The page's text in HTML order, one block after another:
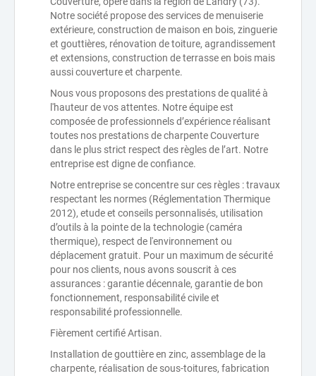
Notre société propose des services de menuiserie
extérieure, construction de maison en bois, zinguerie
et gouttières, rénovation de toiture, agrandissement
et extensions, construction de terrasse en bois mais
aussi couverture et charpente.
Nous vous proposons des prestations de qualité à
l'hauteur de vos attentes. Notre équipe est
composée de professionnels d’expérience réalisant
toutes nos prestations de charpente Couverture
dans le plus strict respect des règles de l’art. Notre
entreprise est digne de confiance.
Notre entreprise se concentre sur ces règles : travaux
respectant les normes (Réglementation Thermique
2012), etude et conseils personnalisés, utilisation
d’outils à la pointe de la technologie (caméra
thermique), respect de l'environnement ou
déplacement gratuit. Pour un maximum de sécurité
pour nos clients, nous avons souscrit à ces
assurances : garantie décennale, garantie de bon
fonctionnement, responsabilité civile et
responsabilité professionnelle.
Fièrement certifié Artisan.
Installation de gouttière en zinc, assemblage de la
charpente, réalisation de sous-toitures, fabrication